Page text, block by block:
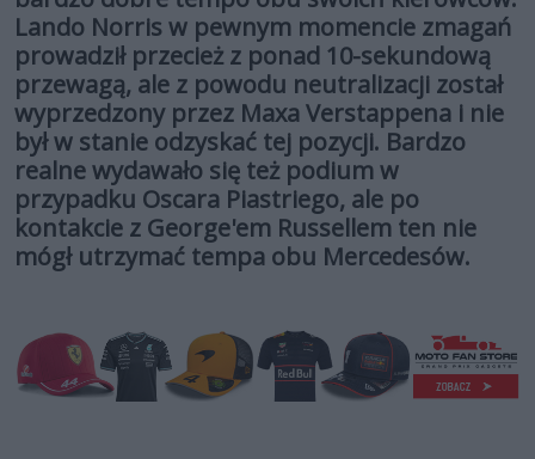
Lando Norris w pewnym momencie zmagań
prowadził przecież z ponad 10-sekundową
przewagą, ale z powodu neutralizacji został
wyprzedzony przez Maxa Verstappena i nie
był w stanie odzyskać tej pozycji. Bardzo
realne wydawało się też podium w
przypadku Oscara Piastriego, ale po
kontakcie z George'em Russellem ten nie
mógł utrzymać tempa obu Mercedesów.